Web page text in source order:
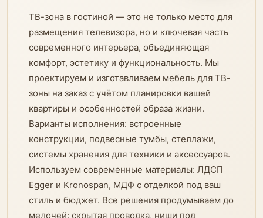
ТВ-зона в гостиной — это не только место для
размещения телевизора, но и ключевая часть
современного интерьера, объединяющая
комфорт, эстетику и функциональность. Мы
проектируем и изготавливаем мебель для ТВ-
зоны на заказ с учётом планировки вашей
квартиры и особенностей образа жизни.
Варианты исполнения: встроенные
конструкции, подвесные тумбы, стеллажи,
системы хранения для техники и аксессуаров.
Используем современные материалы: ЛДСП
Egger и Kronospan, МДФ с отделкой под ваш
стиль и бюджет. Все решения продумываем до
мелочей: скрытая проводка, ниши под